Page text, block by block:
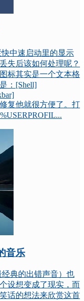
中速启动里的显示
失后该如何处理呢？
标其实是一个文本格
：[Shell]
复他就很方便了。打
音乐
经典的出错声音）也
设想变成了现实，而
话的想法来欣赏这首